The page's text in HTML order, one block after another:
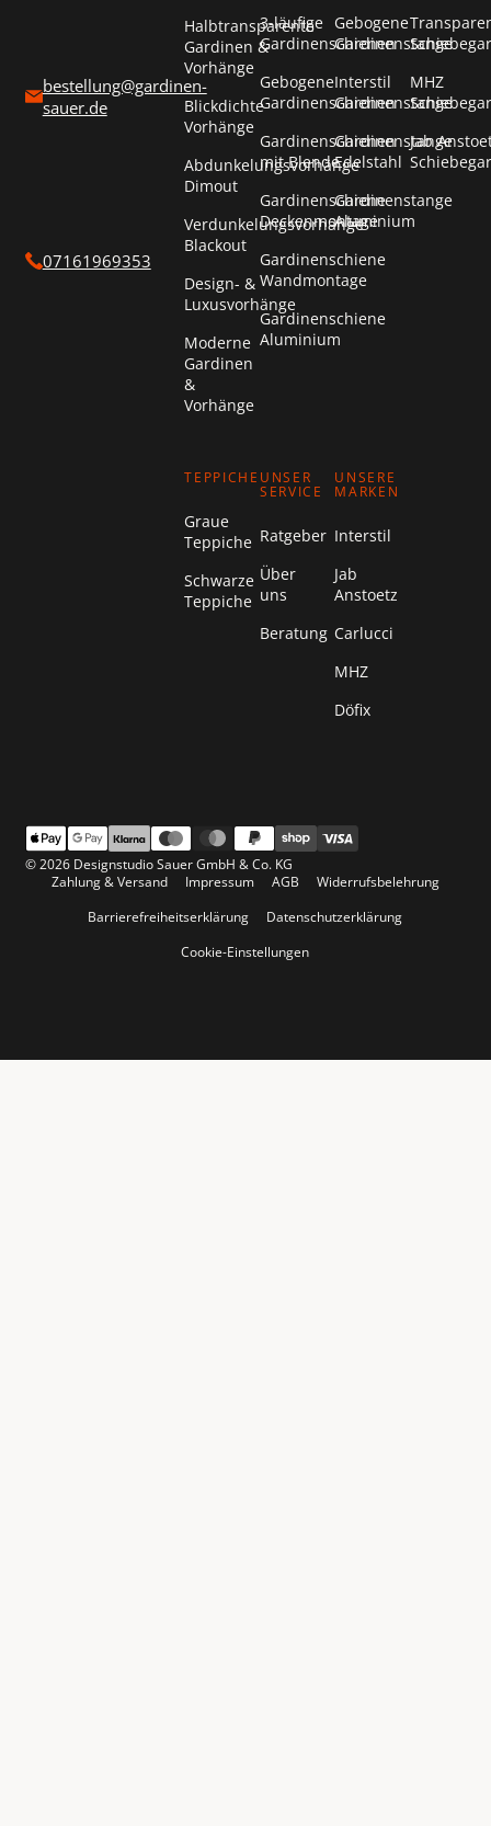
bestellung@gardinen-
sauer.de
07161969353
Halbtransparente
Gardinen &
Vorhänge
Blickdichte
Vorhänge
Abdunkelungsvorhänge
Dimout
Verdunkelungsvorhänge
Blackout
Design- &
Luxusvorhänge
Moderne
Gardinen
&
Vorhänge
3-läufige
Gardinenschienen
Gebogene
Gardinenschienen
Gardinenschienen
mit Blende
Gardinenschiene
Deckenmontage
Gardinenschiene
Wandmontage
Gardinenschiene
Aluminium
Gebogene
Gardinenstange
Interstil
Gardinenstange
Gardinenstange
Edelstahl
Gardinenstange
Aluminium
MHZ
Jab
TEPPICHE
Graue
Teppiche
Schwarze
Teppiche
UNSER
SERVICE
Ratgeber
Über
uns
Beratung
UNSERE
MARKEN
Interstil
Jab
Anstoetz
Carlucci
MHZ
Döfix
© 2026 Designstudio Sauer GmbH & Co. KG
Zahlung & Versand
Impressum AGB
Widerrufsbelehrung
Barrierefreiheitserklärung
Datenschutzerklärung
Cookie-Einstellungen